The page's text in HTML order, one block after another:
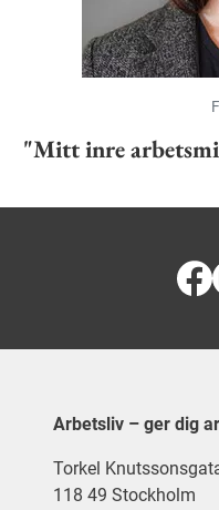
"Mitt inre
Arbetsliv – ger dig
Torkel
118 49 Stockholm